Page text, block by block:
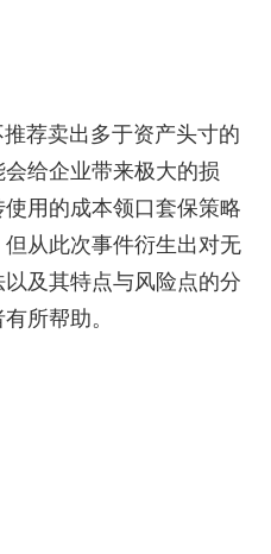
荐卖出多于资产头寸的
给企业带来极大的损
用的成本领口套保策略
从此次事件衍生出对无
及其特点与风险点的分
所帮助。